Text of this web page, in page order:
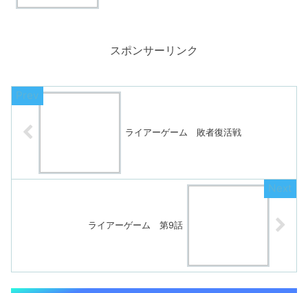
スポンサーリンク
ライアーゲーム 敗者復活戦
ライアーゲーム 第9話